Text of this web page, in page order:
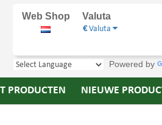
Web Shop Valuta
€Valuta
Powered by
PRODUCTEN NIEUWE